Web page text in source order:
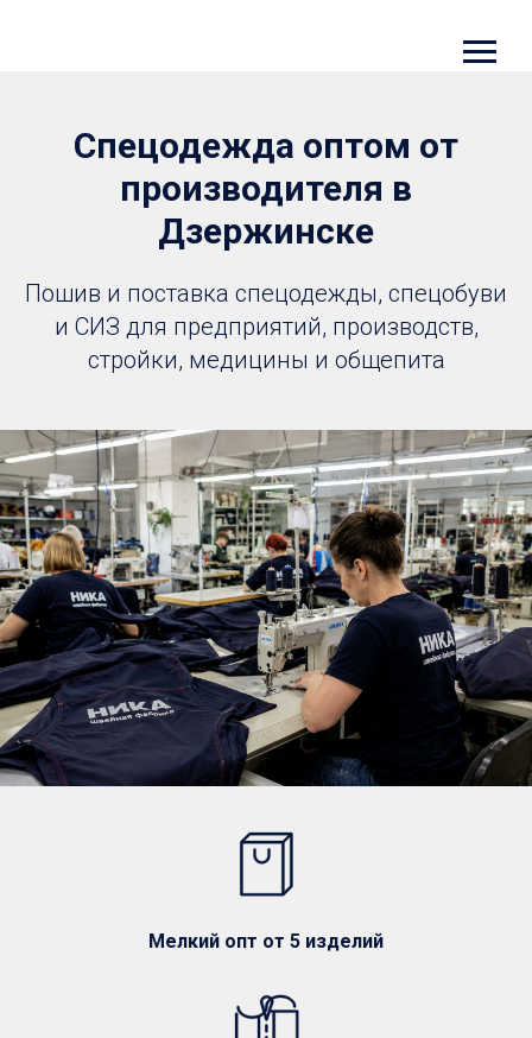
Спецодежда оптом от
производителя в
Дзержинске
Пошив и поставка спецодежды, спецобуви
и СИЗ для предприятий, производств,
стройки, медицины и общепита
Мелкий опт от 5 изделий